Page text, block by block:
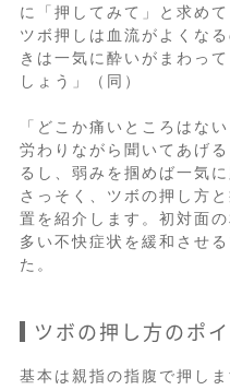
に「押してみて」と求め
ツボ押しは血流がよくな
きは一気に酔いがまわっ
しょう」（同）
「どこか痛いところはな
労わりながら聞いてあげ
るし、弱みを掴めば一気
さっそく、ツボの押し方
置を紹介します。初対面
多い不快症状を緩和させ
た。
ツボの押し方のポ
基本は親指の指腹で押し